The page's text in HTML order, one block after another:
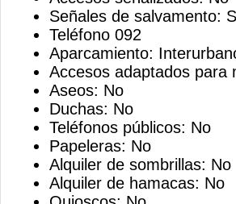
Señales de salvamento:
Teléfono 092
Aparcamiento:
Accesos adaptados para
Aseos: No
Duchas: No
Teléfonos públicos: No
Papeleras: No
Alquiler de sombrillas: No
Alquiler de hamacas: No